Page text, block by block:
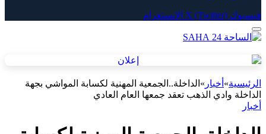
فيسبوك X (Twitter) الانستغرام
الرئيسية» أخبار » الداخلة..الجمعية المهنية لكسابة المواشي بجهة
الداخلة وادي الذهب تعقد جمعها العام العادي
أخبار